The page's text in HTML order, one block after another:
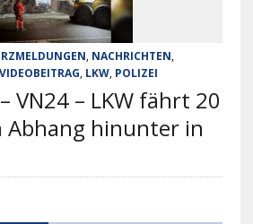
, NACHRICHTEN,
VIDEOBEITRAG, LKW, POLIZEI
VN24 – LKW fährt 20
Abhang hinunter in